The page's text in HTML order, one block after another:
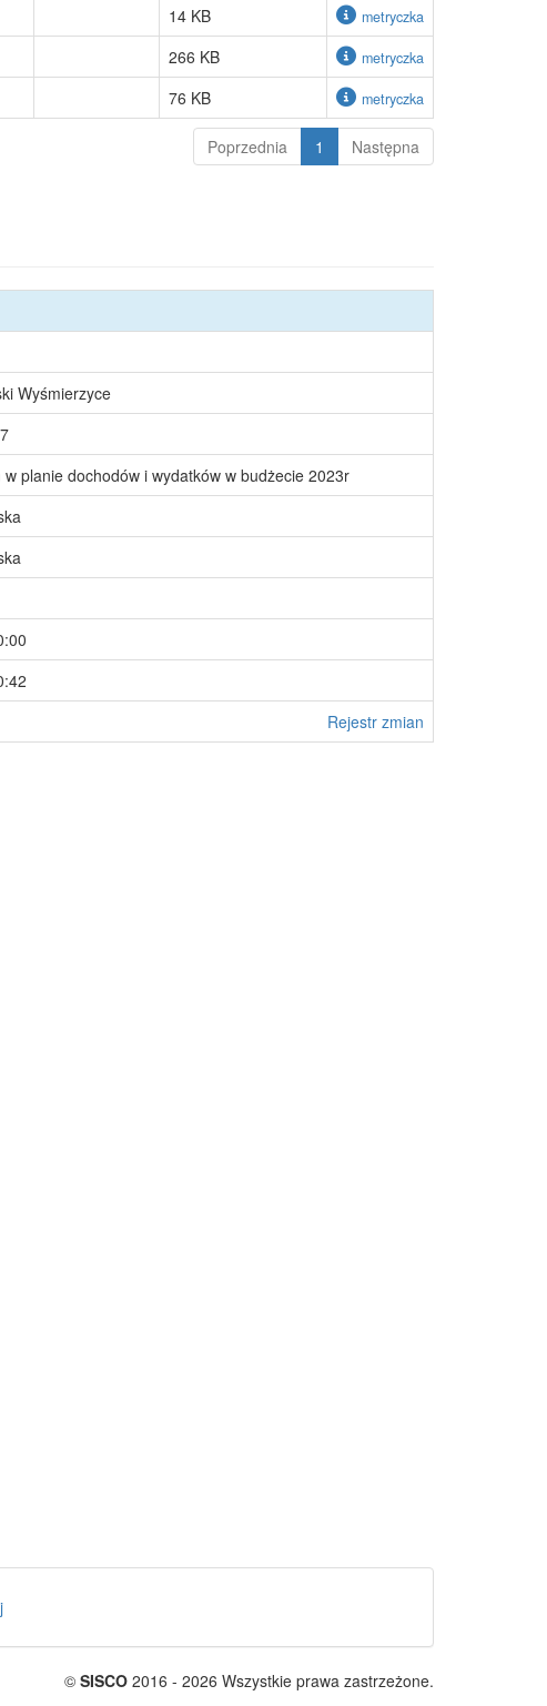
14 KB metryczka
266 KB metryczka
76 KB metryczka
Poprzednia 1 Następna
Wyśmierzyce
planie dochodów i wydatków w budżecie 2023r
Rejestr zmian
© SISCO 2016 - 2026 Wszystkie prawa zastrzeżone.